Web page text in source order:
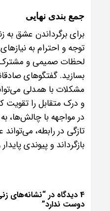
جمع بندی نهایی
برای برگرداندن عشق به
توجه و احترام به
لحظات صمیمی و
بسازید. گفتگوهای
مشکلات با همدلی
و درک متقابل را تقویت
در مواجهه با چالش‌ها،
تازگی در رابطه،
بازگرداند و پیوندی
4 دیدگاه در “ نشانه‌های
دوست ندارد”